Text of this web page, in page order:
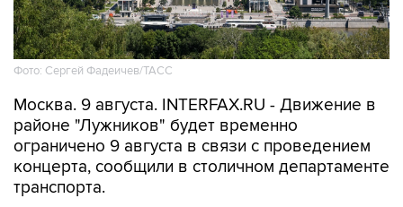
Фото: Сергей Фадеичев/ТАСС
Москва. 9 августа. INTERFAX.RU - Движение в
районе "Лужников" будет временно
ограничено 9 августа в связи с проведением
концерта, сообщили в столичном департаменте
транспорта.